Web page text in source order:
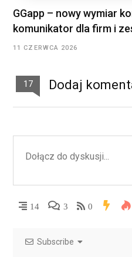
GGapp – nowy wymiar
komunikator dla firm i
11 CZERWCA 2026
17 Dodaj
14 3 0
Subscribe